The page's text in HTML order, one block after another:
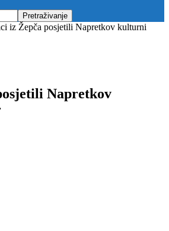
iz Žepča posjetili Napretkov kulturni
Napretkov